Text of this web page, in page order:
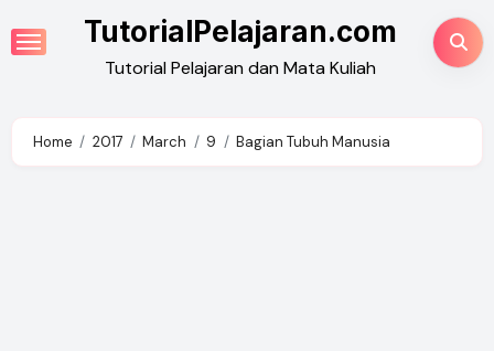
to
TutorialPelajaran.com
Tutorial Pelajaran dan Mata Kuliah
Home 2017 March 9 Bagian Tubuh Manusia